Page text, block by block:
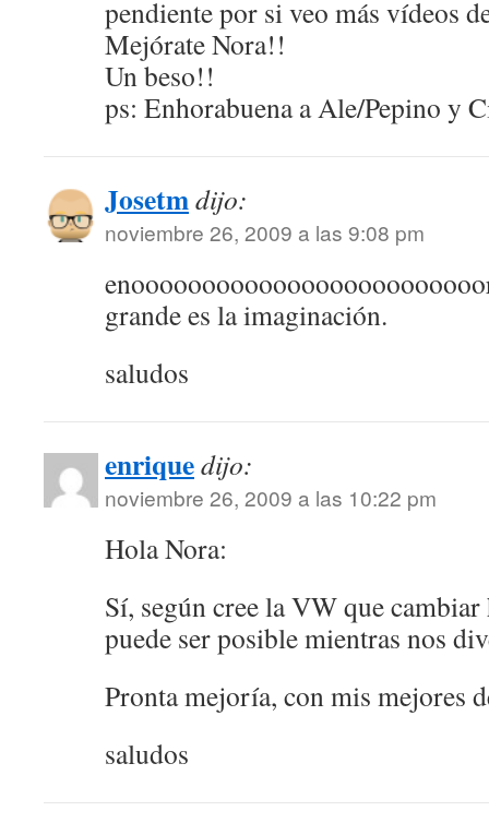
pendiente por si veo más vídeos
Mejórate Nora!!
Un beso!!
ps: Enhorabuena a Ale/Pepino y
Josetmdijo:
noviembre 26, 2009 a las 9:08 pm
grande es la imaginación.
saludos
enriquedijo:
noviembre 26, 2009 a las 10:22 pm
Hola Nora:
Sí, según cree la VW que
puede ser posible mientras nos
Pronta mejoría, con mis mejores
saludos